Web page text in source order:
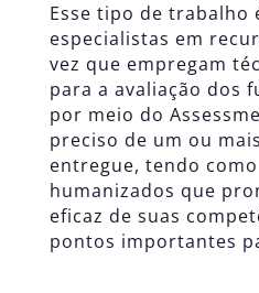
Esse tipo de trabalho
especialistas em
vez que empregam
para a avaliação dos
por meio do
preciso de um ou
entregue, tendo
humanizados que
eficaz de suas
pontos importantes